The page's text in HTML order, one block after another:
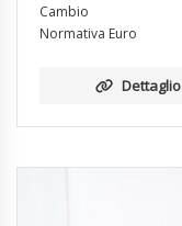
Cambio
Normativa Euro
Dettaglio